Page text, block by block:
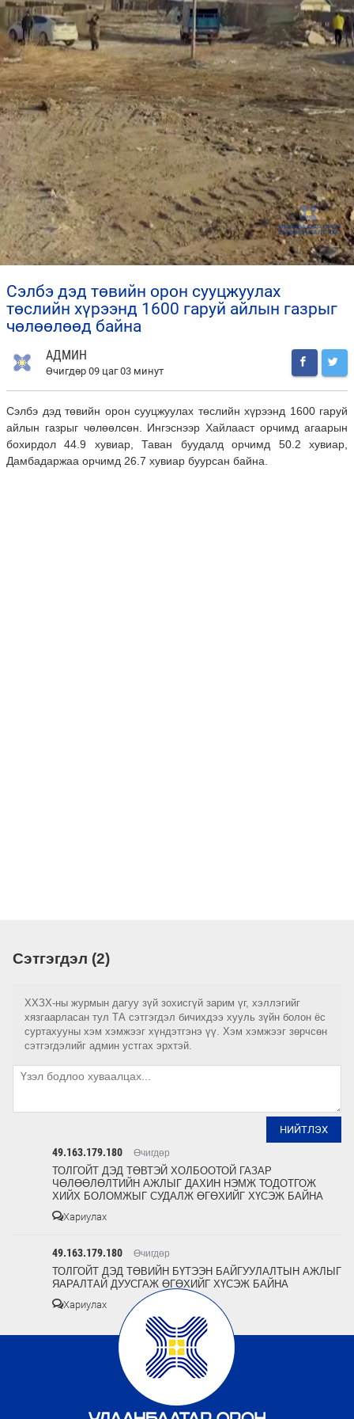
сэлбэ дэд төвийн орон сууцжуулах
төслийн хүрээнд 1600 гаруй айлын газрыг
чөлөөлөөд байна
АДМИН
Өчигдөр 09 цаг 03 минут
Сэлбэ дэд төвийн орон сууцжуулах төслийн хүрээнд 1600 гаруй
айлын газрыг чөлөөлсөн. Ингэснээр Хайлааст орчимд агаарын
бохирдол 44.9 хувиар, Таван буудалд орчимд 50.2 хувиар,
Дамбадаржаа орчимд 26.7 хувиар буурсан байна.
Сэтгэгдэл (2)
ХХЗХ-ны журмын дагуу зүй зохисгүй зарим үг, хэллэгийг
хязгаарласан тул ТА сэтгэгдэл бичихдээ хууль зүйн болон ёс
суртахууны хэм хэмжээг хүндэтгэнэ үү. Хэм хэмжээг зөрчсөн
сэтгэгдэлийг админ устгах эрхтэй.
НИЙТЛЭХ
49.163.179.180 Өчигдөр
ТОЛГОЙТ ДЭД ТӨВТЭЙ ХОЛБООТОЙ ГАЗАР
ЧӨЛӨӨЛӨЛТИЙН АЖЛЫГ ДАХИН НЭМЖ ТОДОТГОЖ
ХИЙХ БОЛОМЖЫГ СУДАЛЖ ӨГӨХИЙГ ХҮСЭЖ БАЙНА
Хариулах
49.163.179.180 Өчигдөр
ТОЛГОЙТ ДЭД ТӨВИЙН БҮТЭЭН БАЙГУУЛАЛТЫН АЖЛЫГ
ЯАРАЛТАЙ ДУУСГАЖ ӨГӨХИЙГ ХҮСЭЖ БАЙНА
Хариулах